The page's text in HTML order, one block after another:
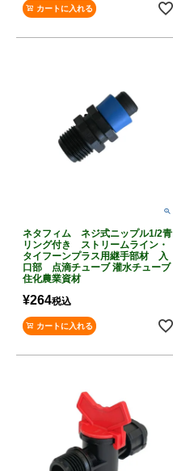
カートに入れる
ネタフィム ネジ式ニップル1/2青
リング付き ストリームライン・
タイフーンプラス用継手部材 入
口部 点滴チューブ 灌水チューブ
住化農業資材
¥264税込
カートに入れる